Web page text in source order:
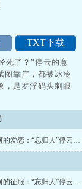
TXT下载
了？”停云的意
图靠岸，都被冰冷
，是罗浮码头刺眼
第1章 跨越星河的爱恋：“忘归人”停云被阮梅捕获后的百合性爱
第2章 跨越星河的征服：“忘归人”停云被献给开拓者后的虐恋救赎与生子